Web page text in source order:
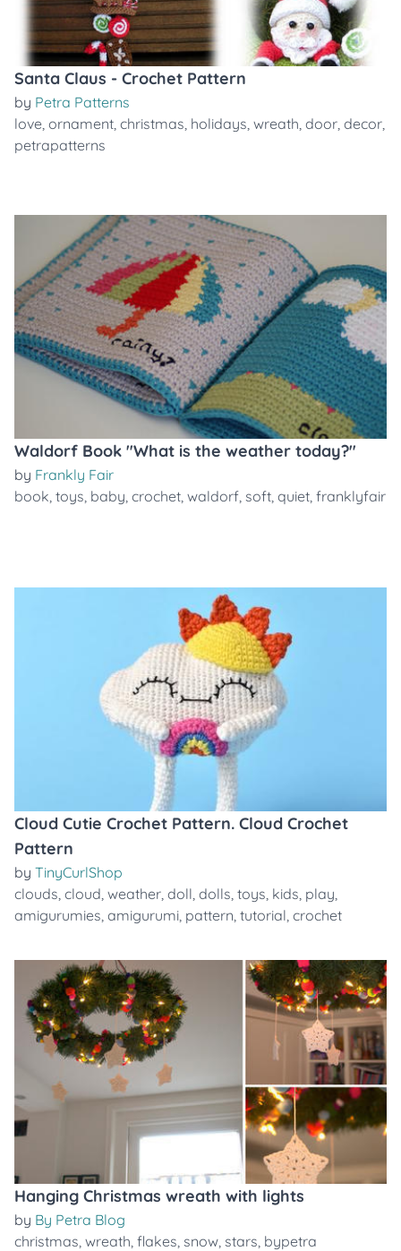
Santa Claus - Crochet Pattern
by Petra Patterns
love, ornament, christmas, holidays, wreath, door, decor,
petrapatterns
Waldorf Book "What is the weather today?"
by Frankly Fair
book, toys, baby, crochet, waldorf, soft, quiet, franklyfair
Cloud Cutie Crochet Pattern. Cloud Crochet
Pattern
by TinyCurlShop
clouds, cloud, weather, doll, dolls, toys, kids, play,
amigurumies, amigurumi, pattern, tutorial, crochet
Hanging Christmas wreath with lights
by By Petra Blog
christmas, wreath, flakes, snow, stars, bypetra